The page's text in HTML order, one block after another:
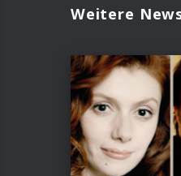
Weitere